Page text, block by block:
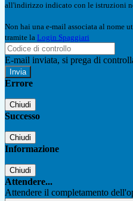
all'indirizzo indicato con le istruzioni
Non hai una e-mail associata al nome
tramite la Login Spaggiari
E-mail inviata, si prega di
Errore
Chiudi
Successo
Chiudi
Informazione
Chiudi
Attendere...
Attendere il completamento